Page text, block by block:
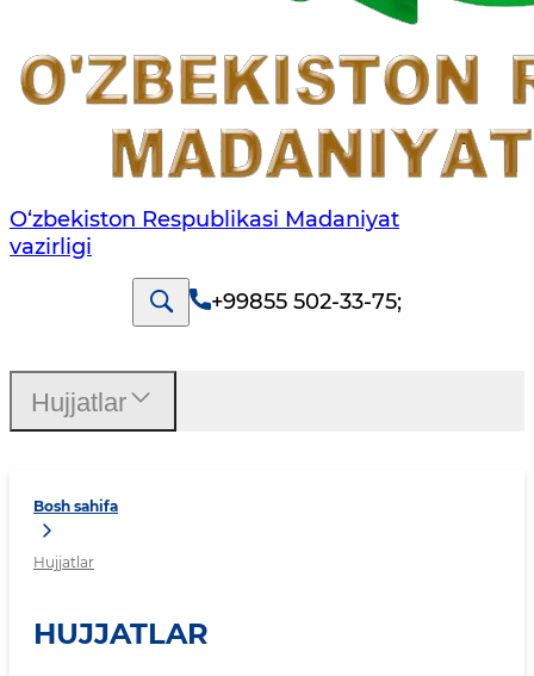
O‘zbekiston Respublikasi Madaniyat
vazirligi
+99855 502-33-75;
Bosh sahifa
Hujjatlar
HUJJATLAR
Hujjatlar